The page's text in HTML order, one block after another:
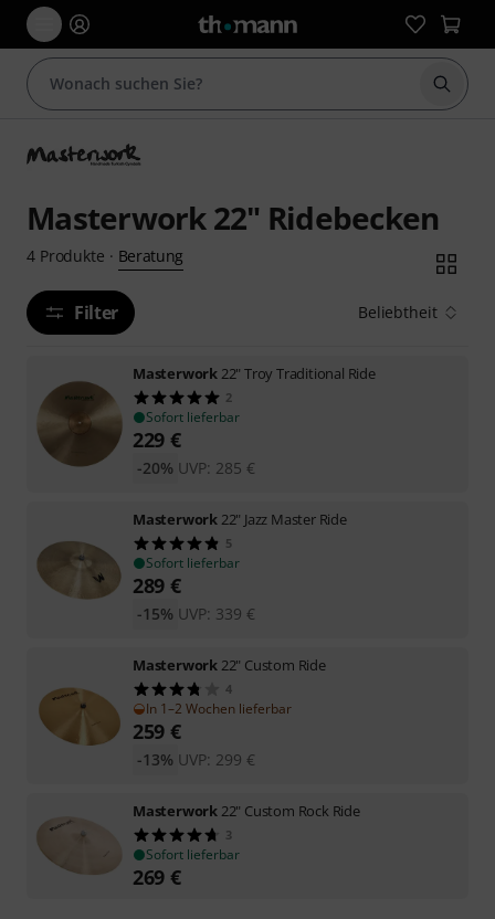
Suche
Masterwork 22" Ridebecken
4 Produkte · Beratung
Filter Beliebtheit
Masterwork 22" Troy Traditional Ride
2
Sofort lieferbar
229 €
UVP: 285 €
-20%
Masterwork 22" Jazz Master Ride
5
Sofort lieferbar
289 €
UVP: 339 €
-15%
Masterwork 22" Custom Ride
4
In 1–2 Wochen lieferbar
259 €
UVP: 299 €
-13%
Masterwork 22" Custom Rock Ride
3
Sofort lieferbar
269 €